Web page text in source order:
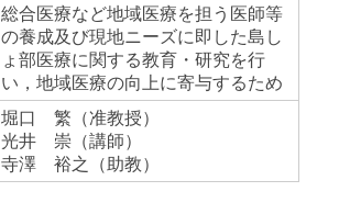
総合医療など地域医療を担う医師等
の養成及び現地ニーズに即した島し
ょ部医療に関する教育・研究を行
い，地域医療の向上に寄与するため
堀口 繁（准教授）
光井 崇（講師）
寺澤 裕之（助教）